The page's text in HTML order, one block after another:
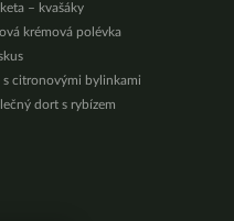
– kvašáky
krémová polévka
s citronovými bylinkami
dort s rybízem